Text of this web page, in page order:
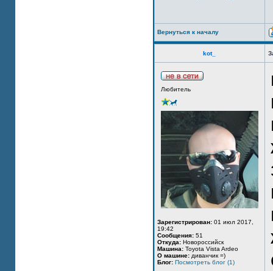
Вернуться к началу
kot_
Любитель
Зарегистрирован: 01 июл 2017,
19:42
Сообщения: 51
Откуда: Новороссийск
Машина: Toyota Vista Ardeo
О машине: диванчик =)
Блог: Посмотреть блог (1)